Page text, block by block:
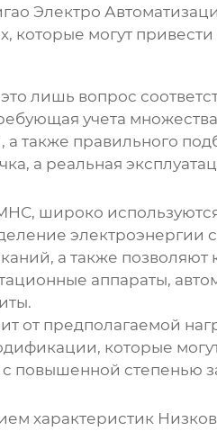
Электро
которые могут
лишь вопрос
учета
также правильного
а реальная
широко
а также позволяют
аппараты,
от предполагаемой
которые
повышенной степенью
характеристик